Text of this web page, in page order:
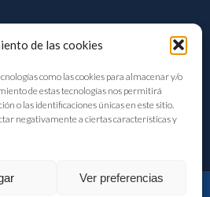
de las cookies
como las cookies para almacenar y/o
de estas tecnologías nos permitirá
o las identificaciones únicas en este sitio.
negativamente a ciertas características y
Ver preferencias